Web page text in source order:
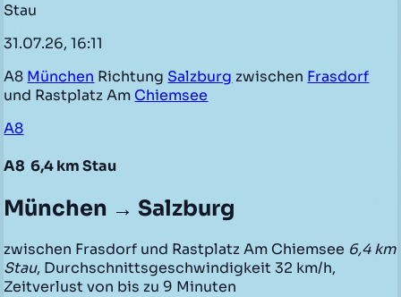
Stau
31.07.26, 16:11
A8 München Richtung Salzburg zwischen Frasdorf
und Rastplatz Am Chiemsee
A8
A8 6,4 km Stau
München → Salzburg
zwischen Frasdorf und Rastplatz Am Chiemsee 6,4 km
Stau, Durchschnittsgeschwindigkeit 32 km/h,
Zeitverlust von bis zu 9 Minuten